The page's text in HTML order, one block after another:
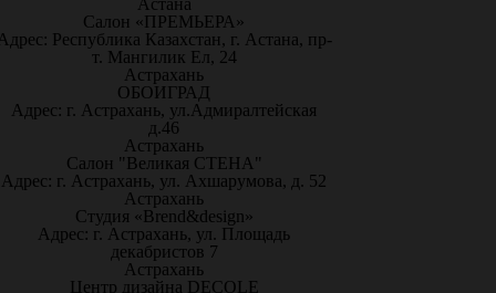
Салон «ПРЕМЬЕРА»
Республика Казахстан, г. Астана, пр-
т. Мангилик Ел, 24
Астрахань
ОБОИГРАД
Адрес: г. Астрахань, ул.Адмиралтейская
д.46
Астрахань
Салон "Великая СТЕНА"
Адрес: г. Астрахань, ул. Ахшарумова, д. 52
Астрахань
Студия «Brend&design»
Адрес: г. Астрахань, ул. Площадь
декабристов 7
Астрахань
Центр дизайна DECOLE